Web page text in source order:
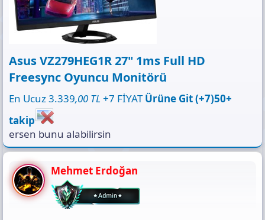
Asus VZ279HEG1R 27" 1ms Full HD
Freesync Oyuncu Monitörü
En Ucuz 3.339,00 TL +7 FİYATÜrüne Git (+7)50+
takip
ersen bunu alabilirsin
Mehmet Erdoğan